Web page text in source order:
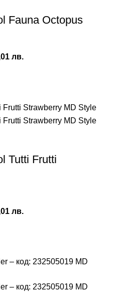
Fauna Octopus
лв.
Tutti Frutti
лв.